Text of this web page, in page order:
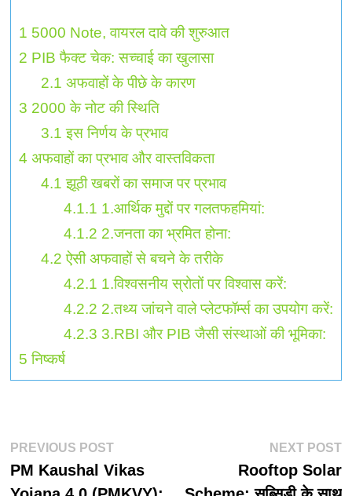
1 5000 Note, वायरल दावे की शुरुआत
2 PIB फैक्ट चेक: सच्चाई का खुलासा
2.1 अफवाहों के पीछे के कारण
3 2000 के नोट की स्थिति
3.1 इस निर्णय के प्रभाव
4 अफवाहों का प्रभाव और वास्तविकता
4.1 झूठी खबरों का समाज पर प्रभाव
4.1.1 1.आर्थिक मुद्दों पर गलतफहमियां:
4.1.2 2.जनता का भ्रमित होना:
4.2 ऐसी अफवाहों से बचने के तरीके
4.2.1 1.विश्वसनीय स्रोतों पर विश्वास करें:
4.2.2 2.तथ्य जांचने वाले प्लेटफॉर्म्स का उपयोग करें:
4.2.3 3.RBI और PIB जैसी संस्थाओं की भूमिका:
5 निष्कर्ष
पोस्ट
नेविगेशन
PREVIOUS POSTPrevious
post:
PM Kaushal Vikas
NEXT POST
Rooftop Solar